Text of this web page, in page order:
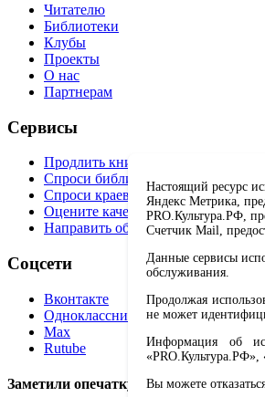
Читателю
Библиотеки
Клубы
Проекты
О нас
Партнерам
Сервисы
Продлить книгу
Спроси библиотекаря
Спроси краеведа
Оцените качество услуг
Направить обращение директору
Соцсети
Вконтакте
Одноклассники
Max
Rutube
Заметили опечатку? Выделите
Настоящий ресурс
Яндекс Метрика,
PRO.Культура.РФ,
Счетчик Mail,
Данные сервисы
обслуживания.
Продолжая
не может
Информация об
«PRO.Культура.РФ»,
Вы можете